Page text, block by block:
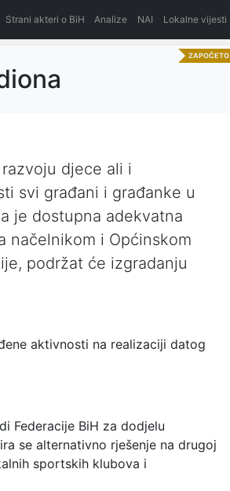
Strani akteri o BiH Analize NAI Lokalne vijesti
ZAPOČETO
djece ali i
svi građani i građanke u
je dostupna adekvatna
načelnikom i Općinskom
podržat će izgradanju
aktivnosti na realizaciji datog
Federacije BiH za dodjelu
se alternativno rješenje na drugoj
sportskih klubova i